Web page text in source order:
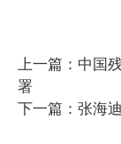
上一篇：中国
署
下一篇：张海